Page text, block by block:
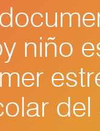
niño
del